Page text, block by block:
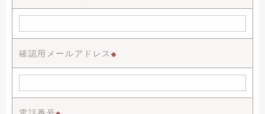
確認用メールアドレス ※